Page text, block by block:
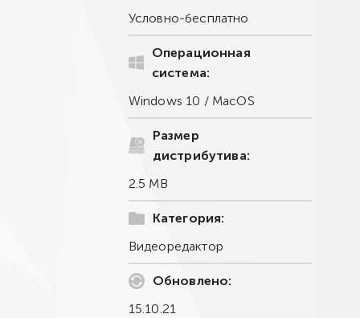
Условно-бесплатно
Операционная
система:
Windows 10 / MacOS
Размер
дистрибутива:
2.5 MB
Категория:
Видеоредактор
Обновлено:
15.10.21